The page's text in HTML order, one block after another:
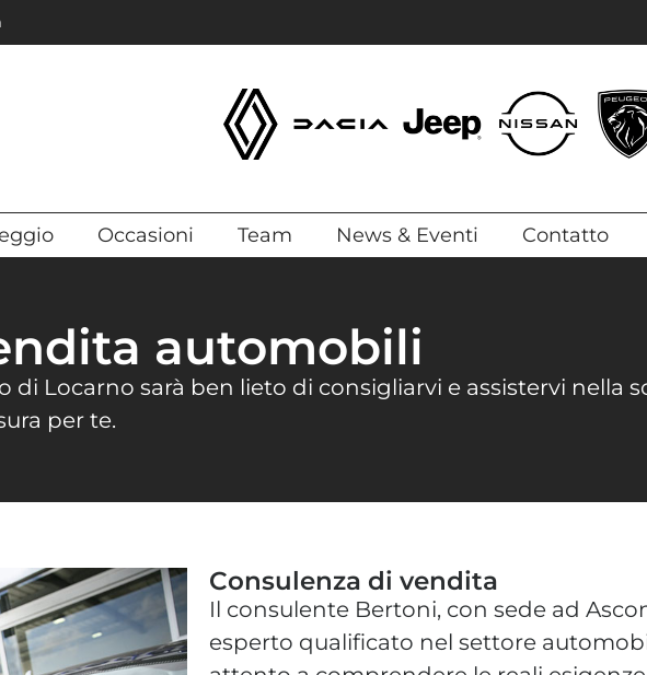
Occasioni Team News & Eventi Contatto
automobili
Locarno sarà ben lieto di consigliarvi e assistervi nella
per te.
Consulenza di vendita
Il consulente Bertoni, con sede ad
esperto qualificato nel settore